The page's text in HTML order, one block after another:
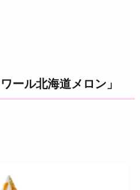
ール北海道メロン」